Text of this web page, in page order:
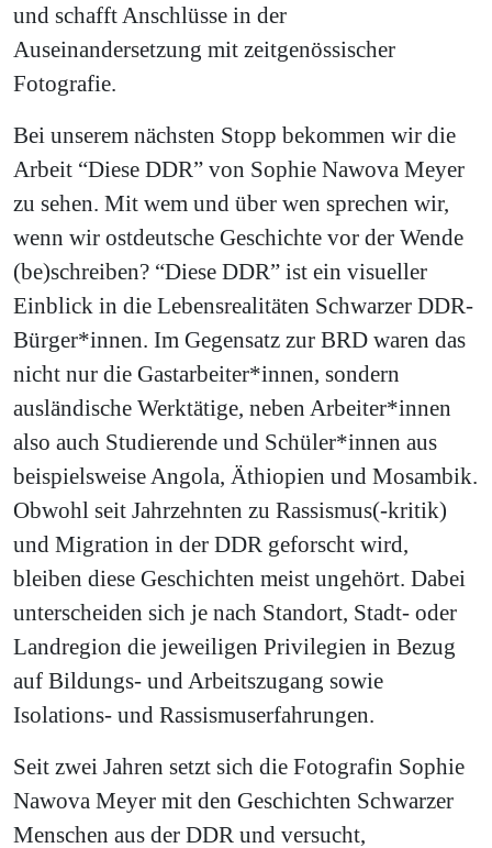
und schafft Anschlüsse in der
Auseinandersetzung mit zeitgenössischer
Fotografie.
Bei unserem nächsten Stopp bekommen wir die
Arbeit “Diese DDR” von Sophie Nawova Meyer
zu sehen. Mit wem und über wen sprechen wir,
wenn wir ostdeutsche Geschichte vor der Wende
(be)schreiben? “Diese DDR” ist ein visueller
Einblick in die Lebensrealitäten Schwarzer DDR-
Bürger*innen. Im Gegensatz zur BRD waren das
nicht nur die Gastarbeiter*innen, sondern
ausländische Werktätige, neben Arbeiter*innen
also auch Studierende und Schüler*innen aus
beispielsweise Angola, Äthiopien und Mosambik.
Obwohl seit Jahrzehnten zu Rassismus(-kritik)
und Migration in der DDR geforscht wird,
bleiben diese Geschichten meist ungehört. Dabei
unterscheiden sich je nach Standort, Stadt- oder
Landregion die jeweiligen Privilegien in Bezug
auf Bildungs- und Arbeitszugang sowie
Isolations- und Rassismuserfahrungen.
Seit zwei Jahren setzt sich die Fotografin Sophie
Nawova Meyer mit den Geschichten Schwarzer
Menschen aus der DDR und versucht,